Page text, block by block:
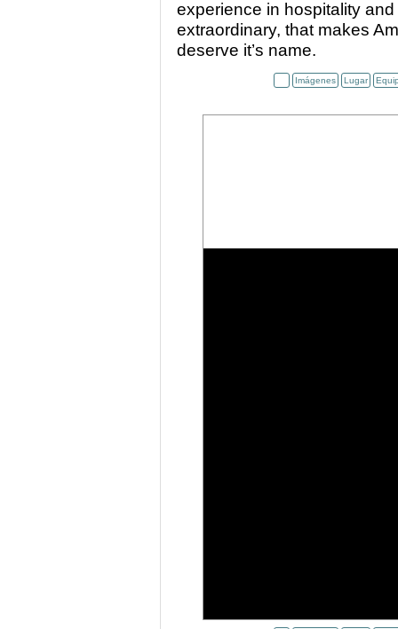
experience in hospitality
extraordinary, that makes
deserve it’s name.
Imágenes Lugar